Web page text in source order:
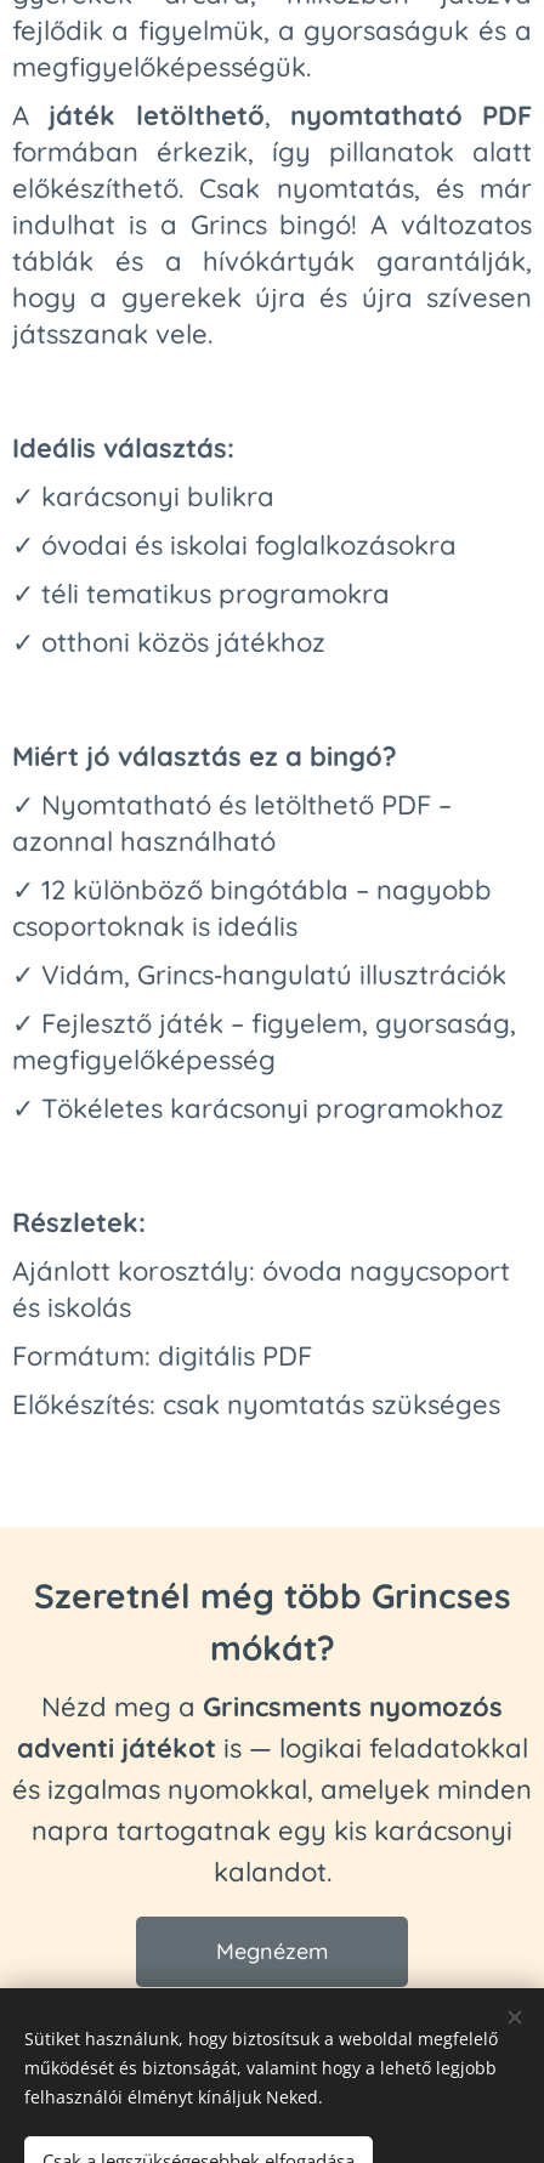
fejlődik a figyelmük, a gyorsaságuk és a
megfigyelőképességük.
A játék letölthető, nyomtatható PDF
formában érkezik, így pillanatok alatt
előkészíthető. Csak nyomtatás, és már
indulhat is a Grincs bingó! A változatos
táblák és a hívókártyák garantálják,
hogy a gyerekek újra és újra szívesen
játsszanak vele.
Ideális választás:
✓ karácsonyi bulikra
✓ óvodai és iskolai foglalkozásokra
✓ téli tematikus programokra
✓ otthoni közös játékhoz
Miért jó választás ez a bingó?
✓ Nyomtatható és letölthető PDF –
azonnal használható
✓ 12 különböző bingótábla – nagyobb
csoportoknak is ideális
✓ Vidám, Grincs‑hangulatú illusztrációk
✓ Fejlesztő játék – figyelem, gyorsaság,
megfigyelőképesség
✓ Tökéletes karácsonyi programokhoz
Részletek:
Ajánlott korosztály: óvoda nagycsoport
és iskolás
Formátum: digitális PDF
Előkészítés: csak nyomtatás szükséges
Szeretnél még több Grincses
mókát?
Nézd meg a Grincsments nyomozós
adventi játékot is — logikai feladatokkal
és izgalmas nyomokkal, amelyek minden
napra tartogatnak egy kis karácsonyi
kalandot.
Megnézem
© 2024 Fittipaldienese
Sütiket használunk, hogy biztosítsuk a weboldal megfelelő
működését és biztonságát, valamint hogy a lehető legjobb
felhasználói élményt kínáljuk Neked.